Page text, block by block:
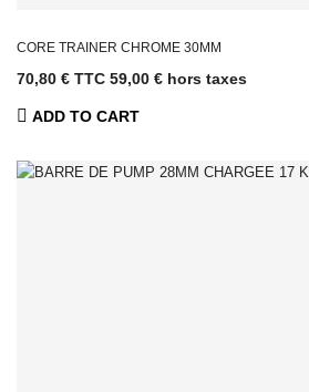
CORE TRAINER CHROME 30MM
70,80 € TTC 59,00 € hors taxes
ADD TO CART